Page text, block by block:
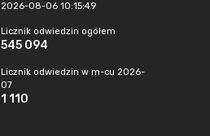
2026-08-06 10:15:49
Licznik odwiedzin ogółem
545 094
Licznik odwiedzin w m-cu 2026-
07
1 110